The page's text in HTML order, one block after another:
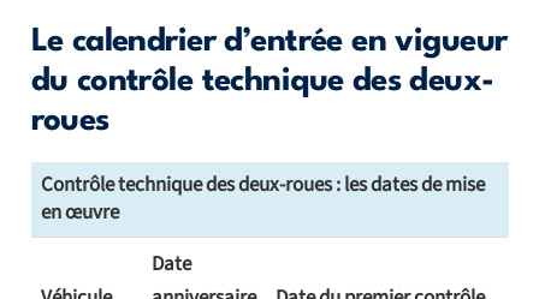
Le calendrier d’entrée en vigueur
du contrôle technique des deux-
roues
Contrôle technique des deux-roues : les dates de mise
en œuvre
Date